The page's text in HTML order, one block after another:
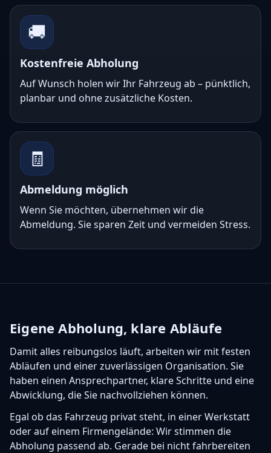
🚚
Kostenfreie Abholung
Auf Wunsch holen wir Ihr Fahrzeug ab – pünktlich,
planbar und ohne zusätzliche Kosten.
🧾
Abmeldung möglich
Wenn Sie möchten, übernehmen wir die
Abmeldung. Sie sparen Zeit und vermeiden Stress.
Eigene Abholung, klare Abläufe
Damit alles reibungslos läuft, arbeiten wir mit festen
Abläufen und einer zuverlässigen Organisation. Sie
haben einen Ansprechpartner, klare Schritte und eine
Abwicklung, die Sie nachvollziehen können.
Egal ob das Fahrzeug privat steht, in einer Werkstatt
oder auf einem Firmengelände: Wir stimmen die
Abholung passend ab. Gerade bei nicht fahrbereiten